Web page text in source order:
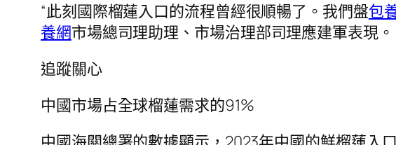
“此刻國際榴蓮入口的流程曾經很順暢了。我們盤包
養網市場總司理助理、市場治理部司理應建軍表
追蹤關心
中國市場占全球榴蓮需求的91%